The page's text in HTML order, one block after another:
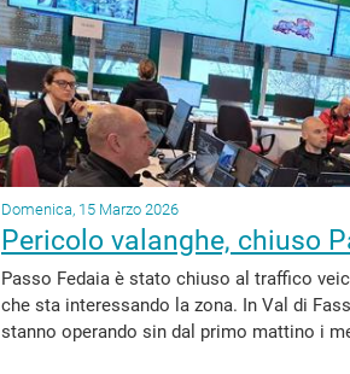
Domenica, 15 Marzo 2026
Pericolo valanghe, chiuso
Passo Fedaia è stato chiuso al traffico
che sta interessando la zona. In Val di
stanno operando sin dal primo mattino i